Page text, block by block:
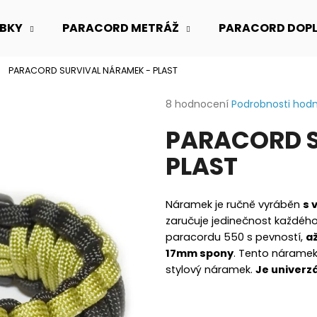
PARACORD METRÁŽ PARACORD
PARACORD SURVIVAL NÁRAMEK - PLAST
Průměrné
produktu
je
5,0
hvězdiček.
8 hodnocení Podrobnosti
PARACORD
PLAST
Náramek je ručně vyráběn s
zaručuje jedinečnost
paracordu 550 s pevností,
17mm spony. Tento
stylový náramek. Je
Co potřebujete najít?
HLEDAT
Doporučujeme